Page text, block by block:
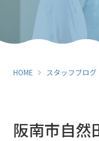
HOME スタッフブログ
阪南市自然